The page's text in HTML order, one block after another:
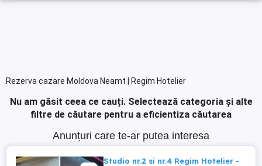
Rezerva cazare Moldova Neamt | Regim Hotelier
Nu am găsit ceea ce cauți. Selectează categoria și alte
filtre de căutare pentru a eficientiza căutarea
Anunțuri care te-ar putea interesa
Studio nr.2 si nr.4 Regim Hotelier -